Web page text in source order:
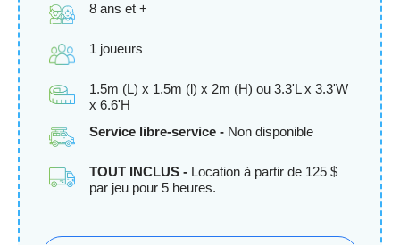
8 ans et +
1 joueurs
1.5m (L) x 1.5m (l) x 2m (H) ou 3.3'L x 3.3'W
x 6.6'H
Service libre-service - Non disponible
TOUT INCLUS - Location à partir de 125 $
par jeu pour 5 heures.